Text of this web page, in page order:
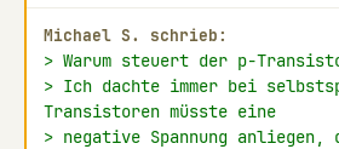
Michael S. schrieb:
> Warum steuert der p-
> Ich dachte immer bei
Transistoren müsste eine
> negative Spannung anliegen,